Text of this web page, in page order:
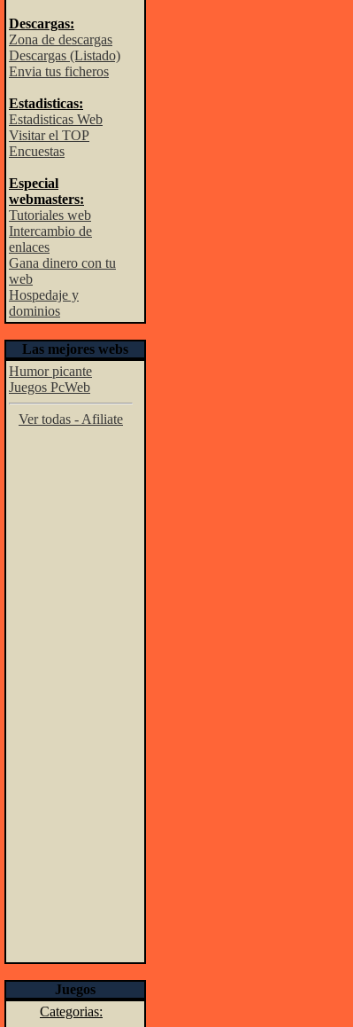
Descargas:
Zona de descargas
Descargas (Listado)
Envia tus ficheros
Estadisticas:
Estadisticas Web
Visitar el TOP
Encuestas
Especial
webmasters:
Tutoriales web
Intercambio de
enlaces
Gana dinero con tu
web
Hospedaje y
dominios
Las mejores webs
Humor picante
Juegos PcWeb
Ver todas - Afiliate
Juegos
Categorias: